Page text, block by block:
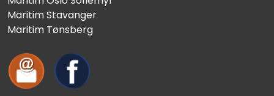
Maritim Stavanger
Maritim Tønsberg